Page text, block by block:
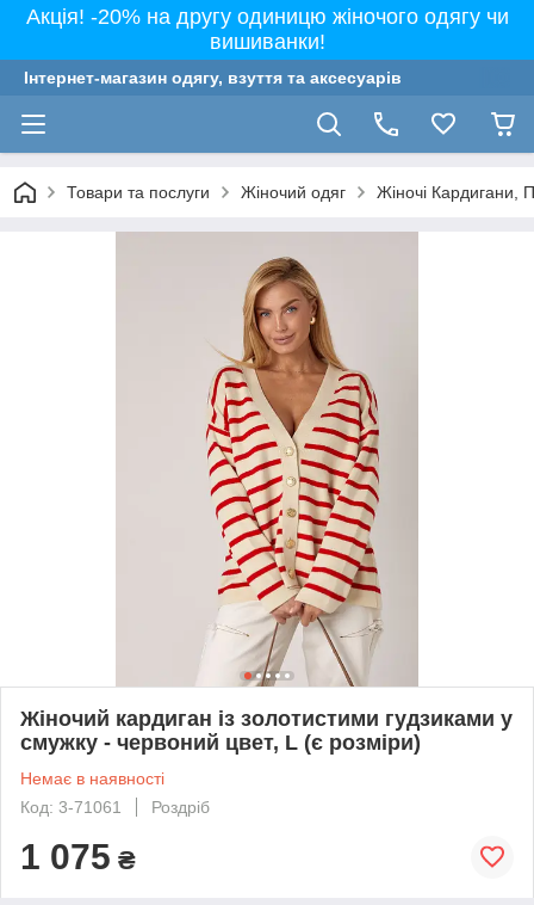
Акція! -20% на другу одиницю жіночого одягу чи
вишиванки!
Інтернет-магазин одягу, взуття та аксесуарів
Товари та послуги Жіночий одяг Жіночі Кардигани,
Жіночий кардиган із золотистими гудзиками у
смужку - червоний цвет, L (є розміри)
Немає в наявності
Код: 3-71061
Роздріб
1 075 ₴